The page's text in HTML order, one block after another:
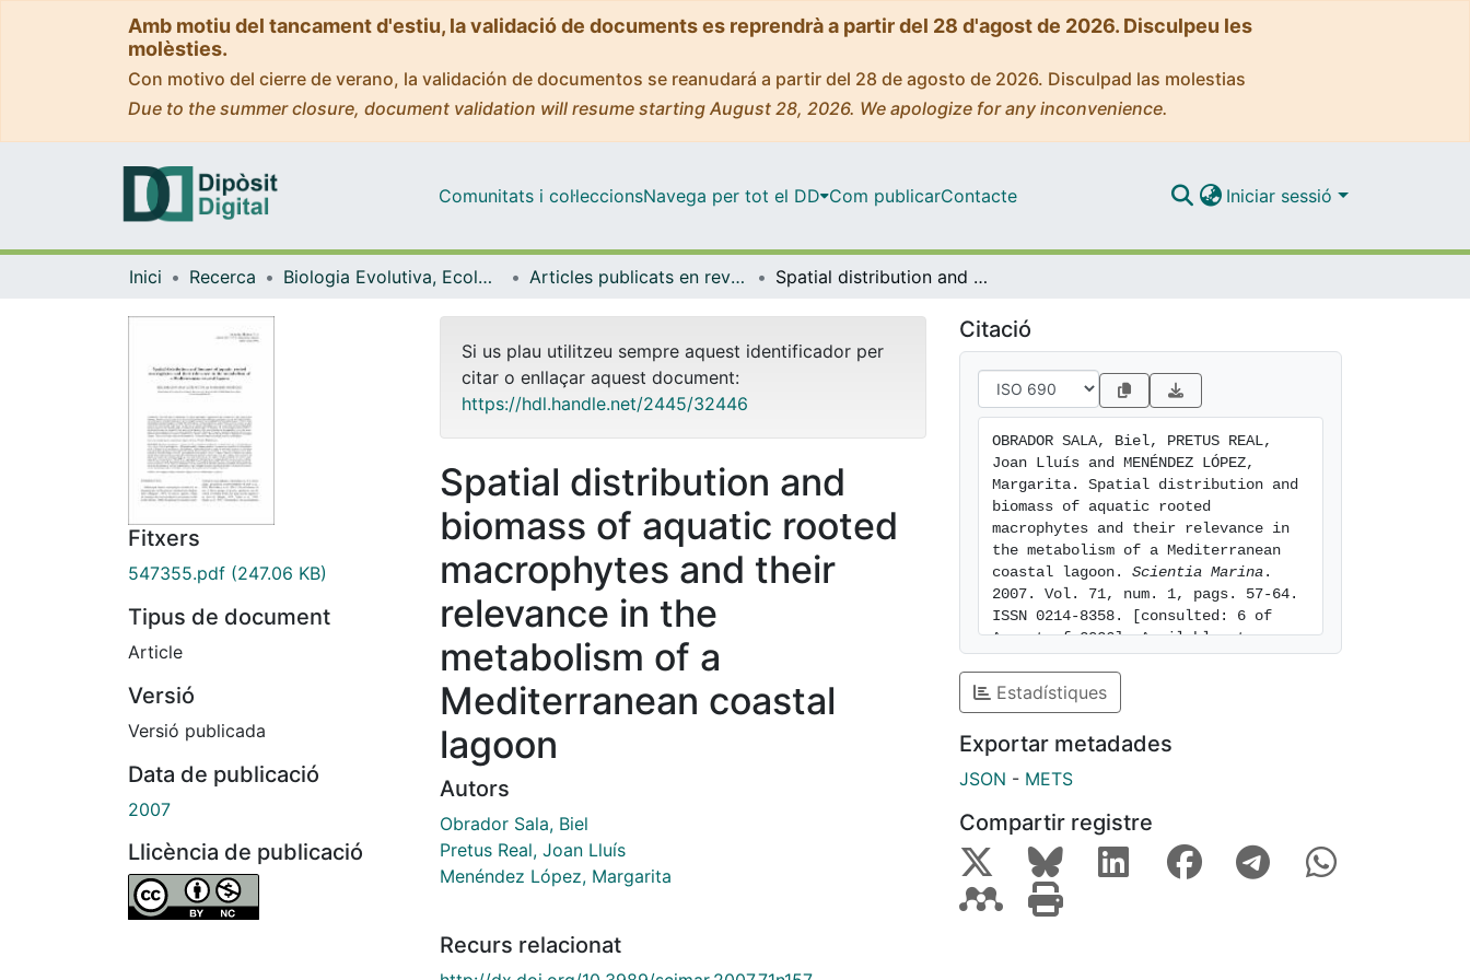
Amb motiu del tancament d'estiu, la validació de documents es reprendrà a partir del 28 d'agost de 2026. Disculpeu les
molèsties.
Con motivo del cierre de verano, la validación de documentos se reanudará a partir del 28 de agosto de 2026. Disculpad las molestias
Due to the summer closure, document validation will resume starting August 28, 2026. We apologize for any inconvenience.
Comunitats i col·leccionsNavega per tot el DD Com publicarContacte Iniciar sessió
Inici Recerca Biologia Evolutiva, Ecologia i Ciències Ambientals Articles publicats en revistes (Biologia Evolutiva, Ecologia i Ciències Ambientals) Spatial distribution and biomass of aquatic rooted macrophytes and their relevance in the metabolism of a Mediterranean coastal lagoon
Fitxers
547355.pdf (247.06 KB)
Tipus de document
Article
Versió
Versió publicada
Data de publicació
2007
Llicència de publicació
Si us plau utilitzeu sempre aquest identificador per
citar o enllaçar aquest document:
https://hdl.handle.net/2445/32446
Spatial distribution and
biomass of aquatic rooted
macrophytes and their
relevance in the
metabolism of a
Mediterranean coastal
lagoon
Autors
Obrador Sala, Biel
Pretus Real, Joan Lluís
Menéndez López, Margarita
Recurs relacionat
Citació
OBRADOR SALA, Biel, PRETUS REAL,
Joan Lluís and MENÉNDEZ LÓPEZ,
Margarita. Spatial distribution and
biomass of aquatic rooted
macrophytes and their relevance in
the metabolism of a Mediterranean
coastal lagoon. Scientia Marina .
2007. Vol. 71, num. 1, pags. 57-64.
ISSN 0214-8358. [consulted: 6 of
August of 2026]. Available at:
Estadístiques
Exportar metadades
JSON - METS
Compartir registre